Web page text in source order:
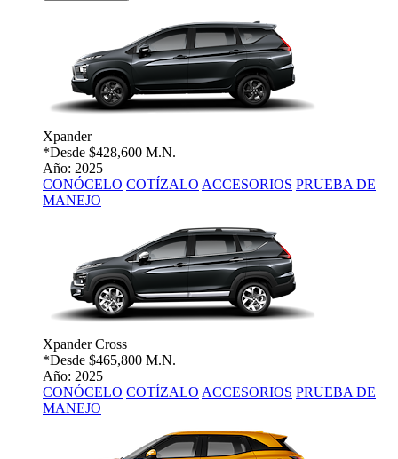
Xpander
*Desde $428,600 M.N.
Año: 2025
CONÓCELO COTÍZALO ACCESORIOS PRUEBA DE
MANEJO
Xpander Cross
*Desde $465,800 M.N.
Año: 2025
CONÓCELO COTÍZALO ACCESORIOS PRUEBA DE
MANEJO